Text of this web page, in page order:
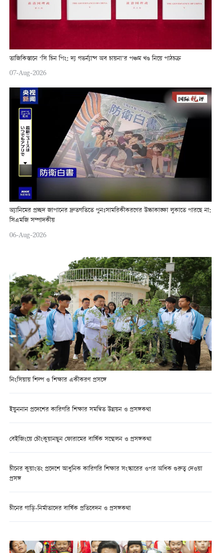
তাজিকিস্তানে ‘সি চিন পিং: দ্য গভর্ন্যান্স অব চায়না’র পঞ্চম খণ্ড নিয়ে পাঠচক্র
07-Aug-2026
অ্যানিমের প্রচ্ছদ জাপানের দ্রুতগতিতে পুনঃসামরিকীকরণের উচ্চাকাঙ্ক্ষা লুকাতে পারছে না:
সিএমজি সম্পাদকীয়
06-Aug-2026
নিংসিয়ায় শিল্প ও শিক্ষার একীকরণ প্রসঙ্গে
ইয়ুননান প্রদেশের কারিগরি শিক্ষার সমন্বিত উন্নয়ন ও প্রসঙ্গকথা
বেইজিংয়ে চৌংকুয়ানছুন ফোরামের বার্ষিক সম্মেলন ও প্রসঙ্গকথা
চীনের কুয়াংতং প্রদেশে আধুনিক কারিগরি শিক্ষার সংস্কারের ওপর অধিক গুরুত্ব দেওয়া
প্রসঙ্গ
চীনের গাড়ি-নির্মাতাদের বার্ষিক প্রতিবেদন ও প্রসঙ্গকথা